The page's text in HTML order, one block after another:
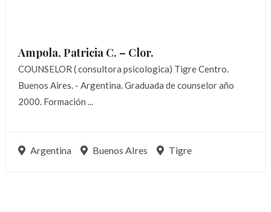
Ampola, Patricia C. – Clor.
COUNSELOR ( consultora psicologica) Tigre Centro.
Buenos Aires. - Argentina. Graduada de counselor año
2000. Formación ...
Argentina Buenos AIres Tigre